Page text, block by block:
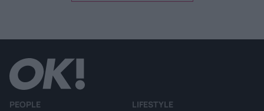
PEOPLE
LIFESTYLE